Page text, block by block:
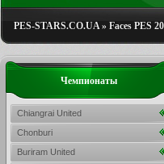
PES-STARS.CO.UA» Faces PES
Чемпионаты
Chiangrai United
Chonburi
Buriram United